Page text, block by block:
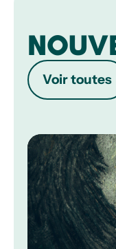
Voir toutes